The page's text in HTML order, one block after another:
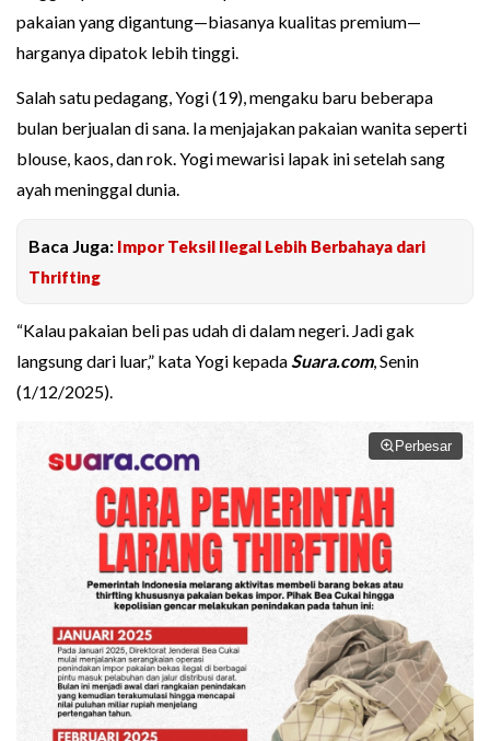
pakaian yang digantung—biasanya kualitas premium—
harganya dipatok lebih tinggi.
Salah satu pedagang, Yogi (19), mengaku baru beberapa
bulan berjualan di sana. Ia menjajakan pakaian wanita seperti
blouse, kaos, dan rok. Yogi mewarisi lapak ini setelah sang
ayah meninggal dunia.
Baca Juga: Impor Teksil Ilegal Lebih Berbahaya dari
Thrifting
“Kalau pakaian beli pas udah di dalam negeri. Jadi gak
langsung dari luar,” kata Yogi kepada Suara.com, Senin
(1/12/2025).
Perbesar